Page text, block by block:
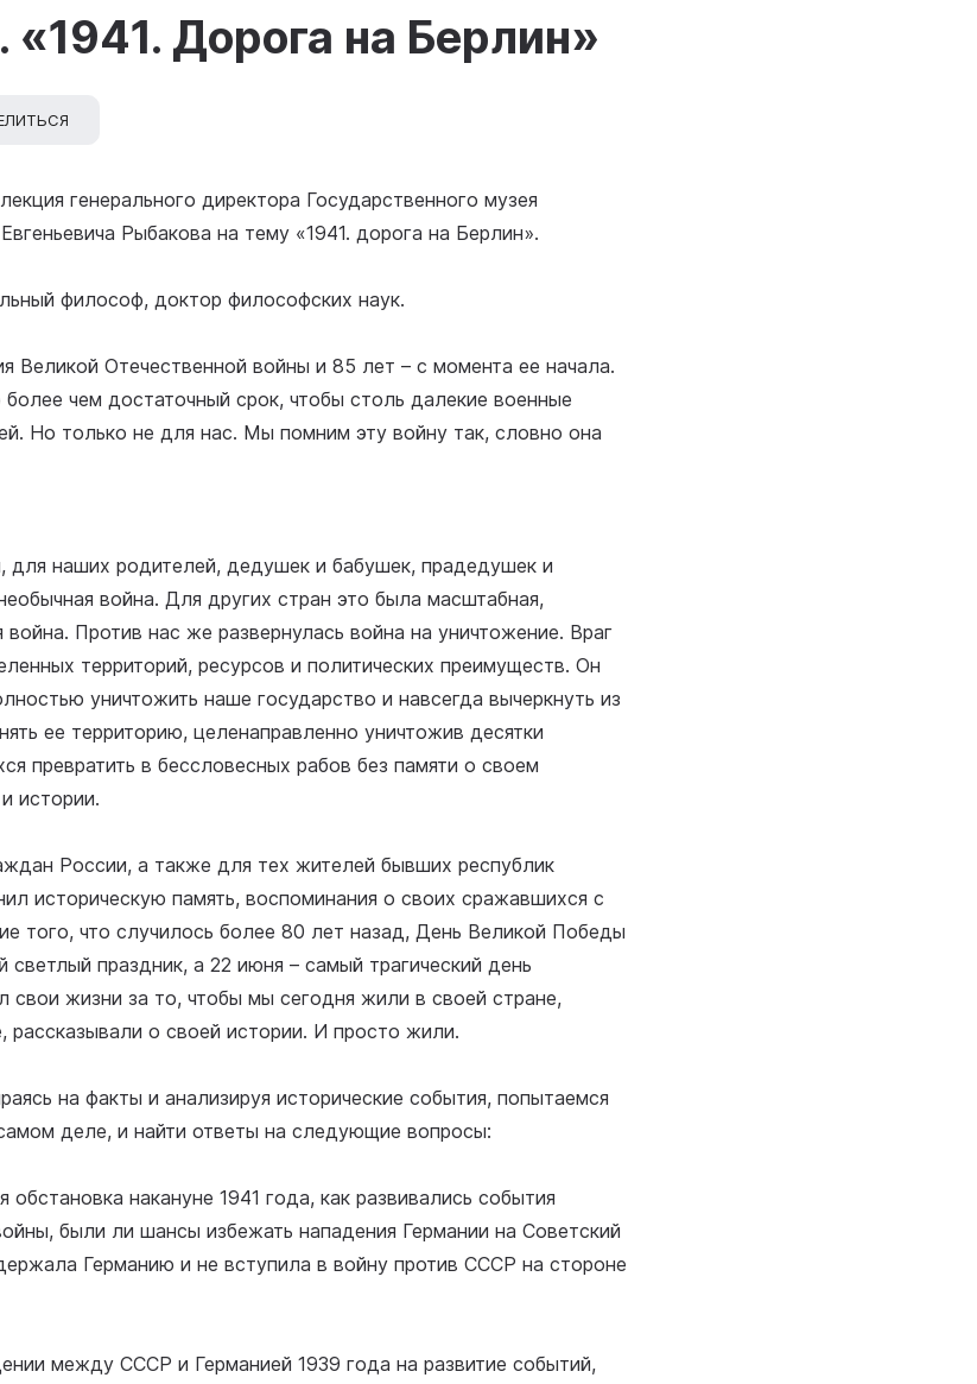
«1941. Дорога на Берлин»
генерального директора Государственного музея
Рыбакова на тему «1941. дорога на Берлин».
философ, доктор философских наук.
Великой Отечественной войны и 85 лет – с момента ее начала.
чем достаточный срок, чтобы столь далекие военные
Но только не для нас. Мы помним эту войну так, словно она
для наших родителей, дедушек и бабушек, прадедушек и
война. Для других стран это была масштабная,
война. Против нас же развернулась война на уничтожение. Враг
территорий, ресурсов и политических преимуществ. Он
уничтожить наше государство и навсегда вычеркнуть из
ее территорию, целенаправленно уничтожив десятки
превратить в бессловесных рабов без памяти о своем
истории.
России, а также для тех жителей бывших республик
историческую память, воспоминания о своих сражавшихся с
того, что случилось более 80 лет назад, День Великой Победы
праздник, а 22 июня – самый трагический день
свои жизни за то, чтобы мы сегодня жили в своей стране,
рассказывали о своей истории. И просто жили.
на факты и анализируя исторические события, попытаемся
деле, и найти ответы на следующие вопросы:
накануне 1941 года, как развивались события
были ли шансы избежать нападения Германии на Советский
Германию и не вступила в войну против СССР на стороне
между СССР и Германией 1939 года на развитие событий,